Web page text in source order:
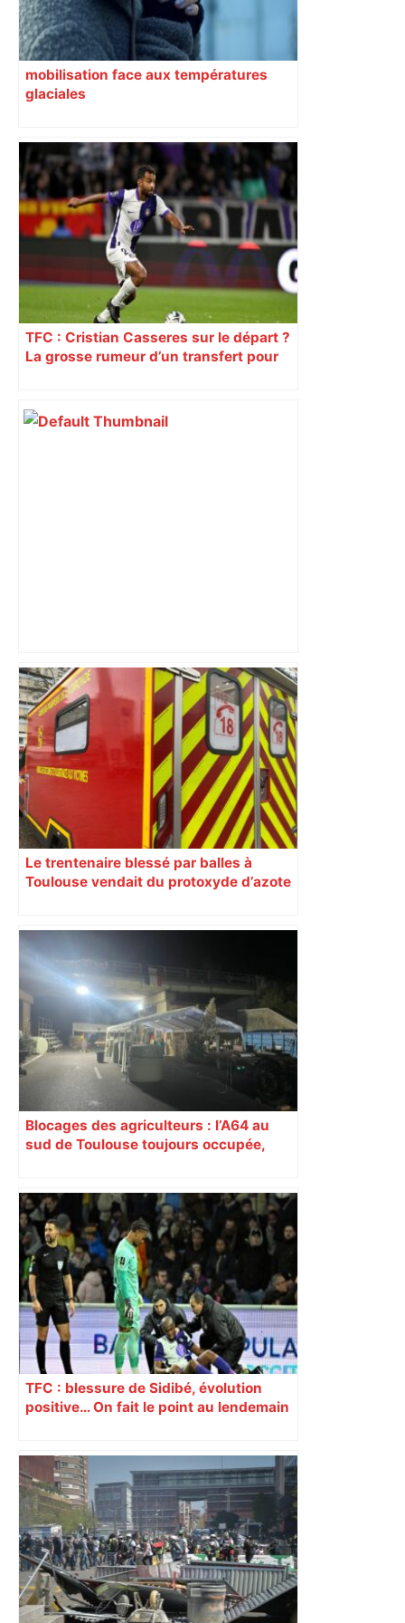
mobilisation face aux températures
glaciales
TFC : Cristian Casseres sur le départ ?
La grosse rumeur d’un transfert pour
Direct. Top 14 – Perpignan – Toulouse :
l’Usap peut-elle faire chuter le
champion toulousain ? – Rugbyrama
Le trentenaire blessé par balles à
Toulouse vendait du protoxyde d’azote
Blocages des agriculteurs : l’A64 au
sud de Toulouse toujours occupée,
TFC : blessure de Sidibé, évolution
positive… On fait le point au lendemain